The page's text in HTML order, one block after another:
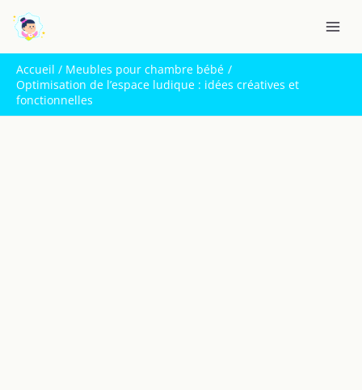
contenu
Accueil
Meubles pour chambre bébé
Optimisation de l’espace ludique : idées créatives et
fonctionnelles
e
c
h
e